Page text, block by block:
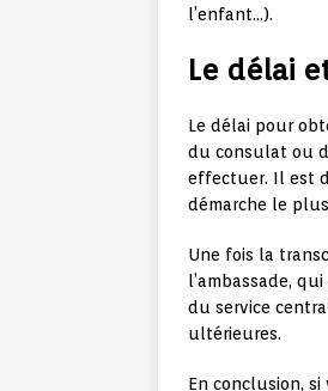
l’enfant…).
Le délai
Le délai pour
du consulat ou
effectuer. Il est
démarche le
Une fois la
l’ambassade,
du service
ultérieures.
En conclusion,